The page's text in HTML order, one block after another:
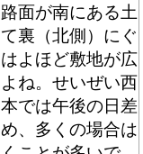
面が南にある土
裏（北側）にぐ
よほど敷地が広
ね。せいぜい西
では午後の日差
、多くの場合は